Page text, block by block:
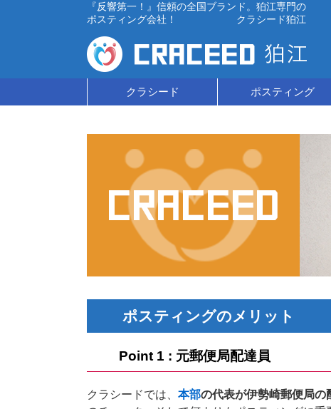
『反響第一！』信頼の全国ブランド。狛江専門の
ポスティング会社！ クラシード狛江
プ
クラシード ポスティング
ポスティングのメリット
Point 1 : 元郵便局配達員
クラシードでは、 本部の代表が伊勢崎郵便局の